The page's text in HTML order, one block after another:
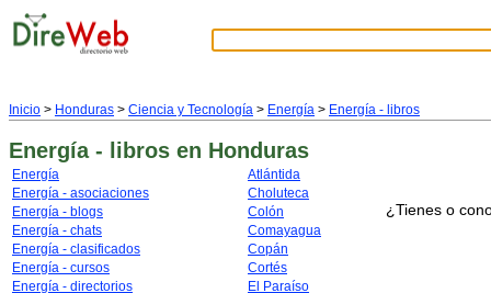
Inicio > Honduras > Ciencia y Tecnología > Energía > Energía - libros
Energía - libros en Honduras
Energía
Energía - asociaciones
Energía - blogs
Energía - chats
Energía - clasificados
Energía - cursos
Energía - directorios
Atlántida
Choluteca
Colón
Comayagua
Copán
Cortés
El Paraíso
¿Tienes o